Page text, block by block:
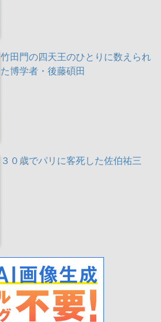
竹田門の四天王のひとりに数えられ
た博学者・後藤碩田
３０歳でパリに客死した佐伯祐三